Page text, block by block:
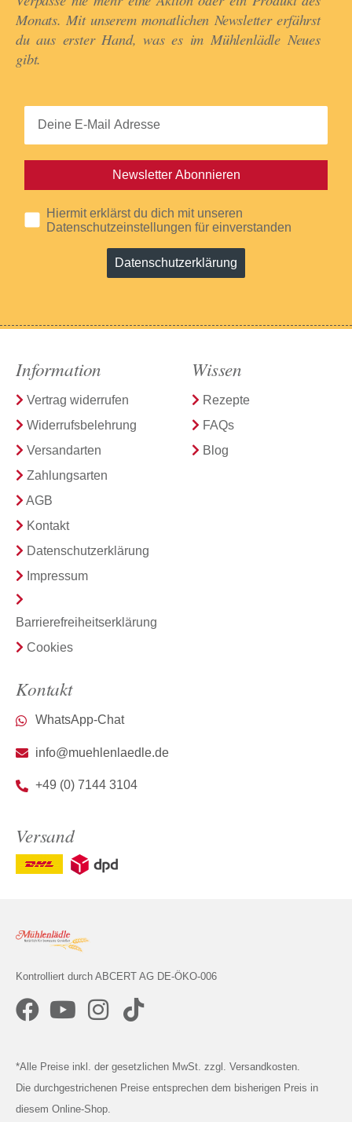
Monats. Mit unserem monatlichen Newsletter erfährst
du aus erster Hand, was es im Mühlenlädle Neues
gibt.​
Newsletter Abonnieren
Hiermit erklärst du dich mit unseren
Datenschutzeinstellungen für einverstanden
Datenschutzerklärung
Kontrolliert durch ABCERT AG DE-ÖKO-006
*Alle Preise inkl. der gesetzlichen MwSt. zzgl. Versandkosten.
Die durchgestrichenen Preise entsprechen dem bisherigen Preis in
diesem Online-Shop.
Information
Vertrag widerrufen
Widerrufsbelehrung
Versandarten
Zahlungsarten
AGB
Kontakt
Datenschutzerklärung
Impressum
Barrierefreiheitserklärung
Cookies
Wissen
Rezepte
FAQs
Blog
Kontakt
WhatsApp-Chat
info@muehlenlaedle.de
+49 (0) 7144 3104
Versand